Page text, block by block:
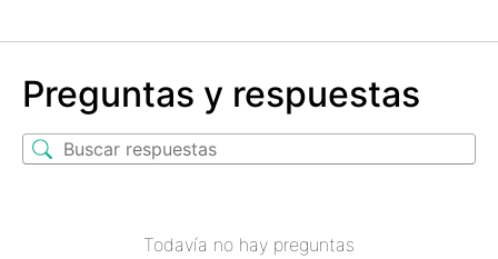
Preguntas y respuestas
Todavía no hay preguntas